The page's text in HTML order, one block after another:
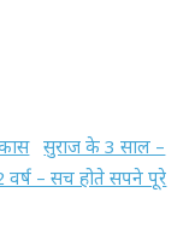
सुराज के 3 साल –
वर्ष – सच होते सपने पूरे